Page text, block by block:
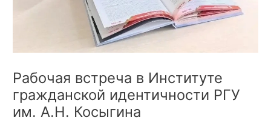
Рабочая встреча в Институте
гражданской идентичности РГУ
им. А.Н. Косыгина